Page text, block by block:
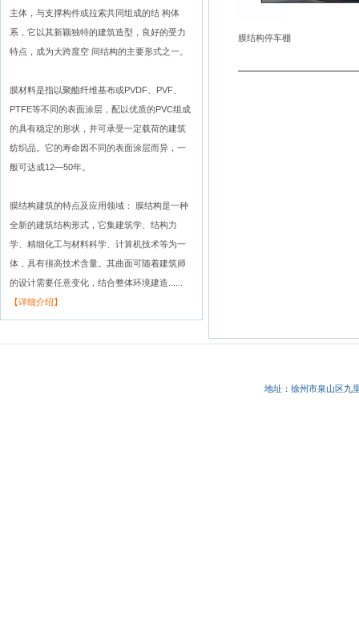
主体，与支撑构件或拉索共同组成的结 构体
系，它以其新颖独特的建筑造型，良好的受力
特点，成为大跨度空 间结构的主要形式之一。
膜材料是指以聚酯纤维基布或PVDF、PVF、
PTFE等不同的表面涂层，配以优质的PVC组成
的具有稳定的形状，并可承受一定载荷的建筑
纺织品。它的寿命因不同的表面涂层而异，一
般可达成12—50年。
膜结构建筑的特点及应用领域： 膜结构是一种
全新的建筑结构形式，它集建筑学、结构力
学、精细化工与材料科学、计算机技术等为一
体，具有很高技术含量。其曲面可随着建筑师
的设计需要任意变化，结合整体环境建造......
【详细介绍】
膜结构停车棚
地址：徐州市泉山区九